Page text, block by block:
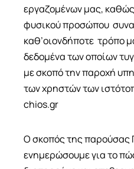
εργαζομένων μας,
φυσικού προσώπου
καθ’οιονδήποτε τρόπο
δεδομένα των οποίων
με σκοπό την παροχή
των χρηστών των
chios.gr
Ο σκοπός της παρούσας
ενημερώσουμε για το
Συλλογή